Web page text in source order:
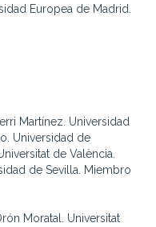
Europea de Madrid.
Martínez. Universidad
Universidad de
de València.
de Sevilla. Miembro
Moratal. Universitat